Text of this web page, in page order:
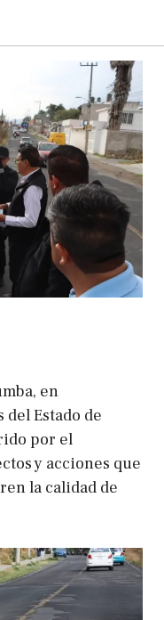
en
Estado de
por el
y acciones que
la calidad de